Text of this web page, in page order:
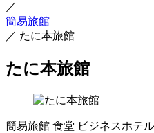
／
簡易旅館
／ たに本旅館
たに本旅館
簡易旅館 食堂 ビジネスホテル